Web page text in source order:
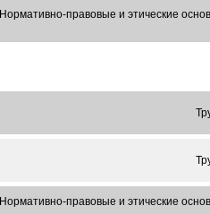
Нормативно-правовые и этические
Нормативно-правовые и этические